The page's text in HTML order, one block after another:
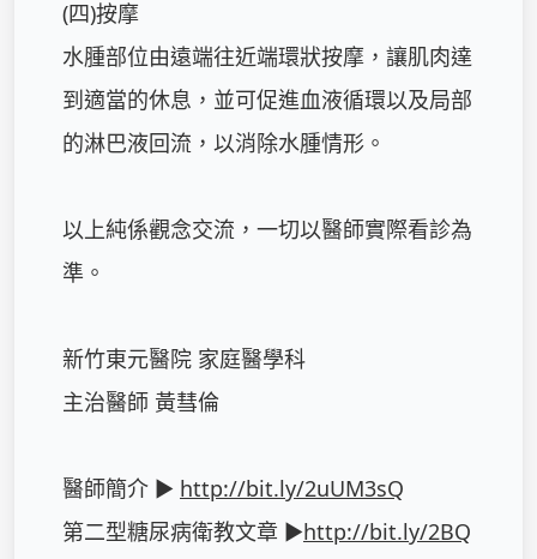
(四)按摩
水腫部位由遠端往近端環狀按摩，讓肌肉達
到適當的休息，並可促進血液循環以及局部
的淋巴液回流，以消除水腫情形。
以上純係觀念交流，一切以醫師實際看診為
準。
新竹東元醫院 家庭醫學科
主治醫師 黃彗倫
醫師簡介 ► http://bit.ly/2uUM3sQ
第二型糖尿病衛教文章 ►http://bit.ly/2BQ